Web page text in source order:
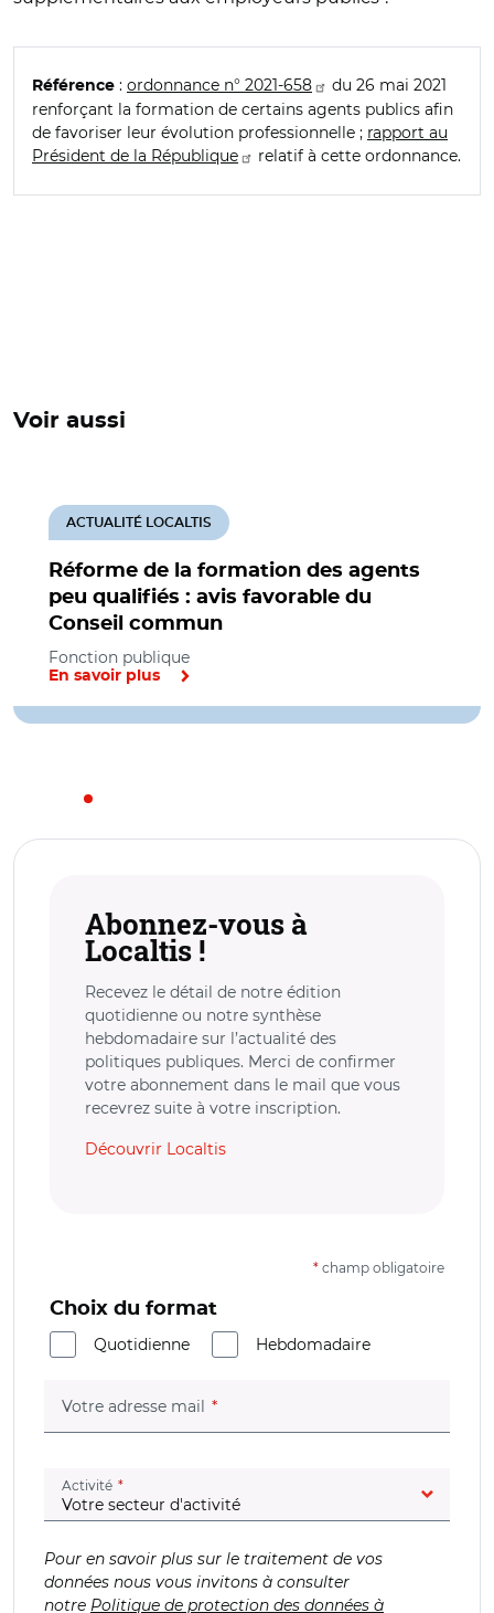
Référence : ordonnance n° 2021-658
du 26 mai 2021
renforçant la formation de certains agents publics afin
de favoriser leur évolution professionnelle ; rapport au
Président de la République
relatif à cette ordonnance.
Voir aussi
Réforme de la formation des agents
peu qualifiés : avis favorable du
Conseil commun
ACTUALITÉ LOCALTIS
Fonction publique
En savoir plus
Abonnez-vous à
Localtis !
Recevez le détail de notre édition
quotidienne ou notre synthèse
hebdomadaire sur l’actualité des
politiques publiques. Merci de confirmer
votre abonnement dans le mail que vous
recevrez suite à votre inscription.
Découvrir Localtis
* champ obligatoire
Choix du format
Quotidienne
Hebdomadaire
Votre adresse mail (champ obligatoire)
Activité (champ obligatoire)
Pour en savoir plus sur le traitement de vos
données nous vous invitons à consulter
notre Politique de protection des données à